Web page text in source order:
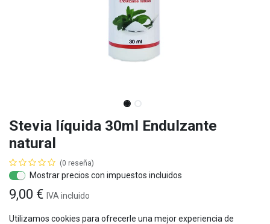
Stevia líquida 30ml Endulzante
natural
(0 reseña)
Mostrar precios con impuestos incluidos
9,00 € IVA incluido
Utilizamos cookies para ofrecerle una mejor experiencia de